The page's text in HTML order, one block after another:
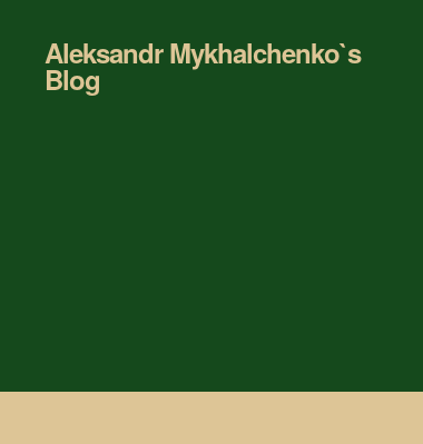
Aleksandr Mykhalchenko`s
Blog